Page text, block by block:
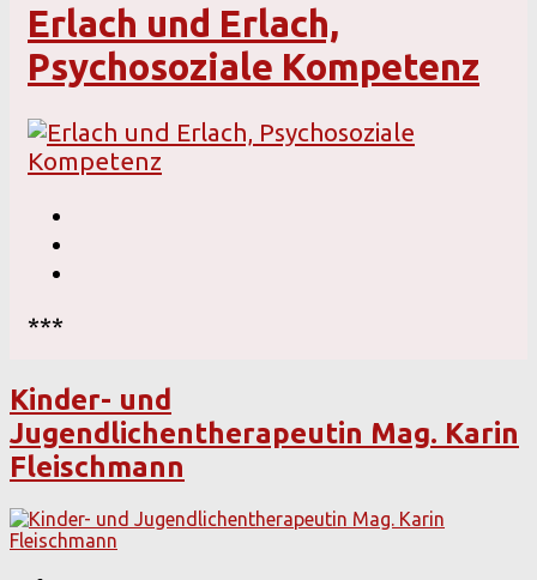
Erlach und Erlach,
Psychosoziale Kompetenz
***
Kinder- und
Jugendlichentherapeutin Mag. Karin
Fleischmann